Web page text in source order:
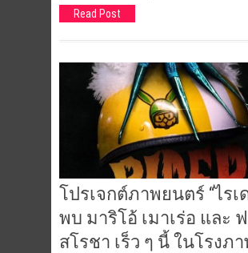
Read Post
โปรเจกต์ภาพยนตร์ “ไรเ
พบ มาริโอ้ เมาเร่อ และ
สโรชา เร็ว ๆ นี้ ในโรงภ